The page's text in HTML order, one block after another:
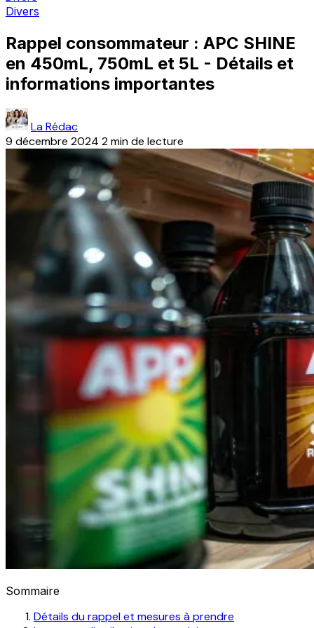
Divers
Rappel consommateur : APC SHINE
en 450mL, 750mL et 5L - Détails et
informations importantes
La Rédac
9 décembre 2024 2 min de lecture
Sommaire
Détails du rappel et mesures à prendre